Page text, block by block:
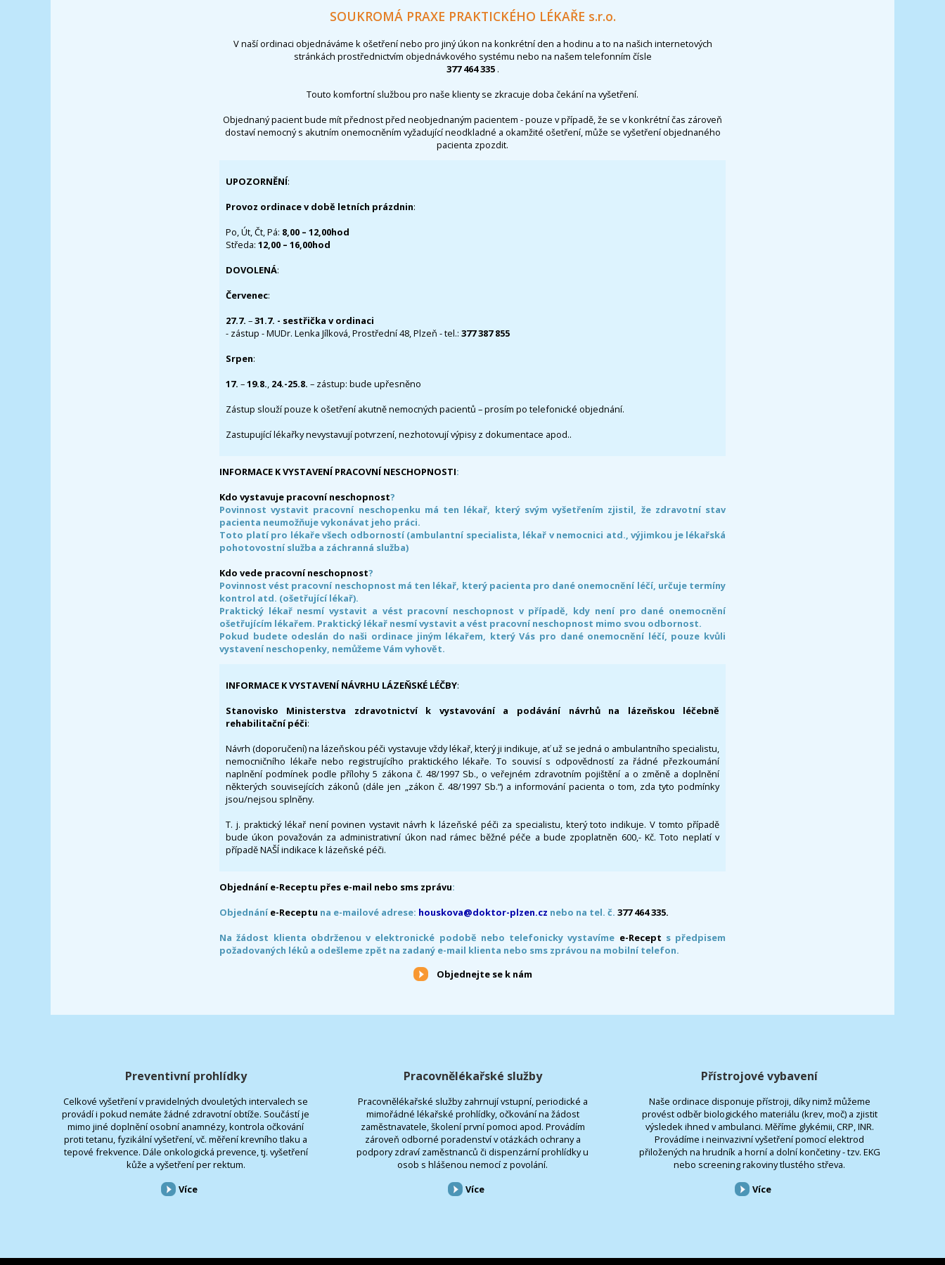
SOUKROMÁ PRAXE PRAKTICKÉHO LÉKAŘE s.r.o.
V naší ordinaci objednáváme k ošetření nebo pro jiný úkon na konkrétní den a hodinu a to na našich internetových
stránkách prostřednictvím objednávkového systému nebo na našem telefonním čísle
377 464 335 .
Touto komfortní službou pro naše klienty se zkracuje doba čekání na vyšetření.
Objednaný pacient bude mít přednost před neobjednaným pacientem - pouze v případě, že se v konkrétní čas zároveň
dostaví nemocný s akutním onemocněním vyžadující neodkladné a okamžité ošetření, může se vyšetření objednaného
pacienta zpozdit.
UPOZORNĚNÍ:
Provoz ordinace v době letních prázdnin:
Po, Út, Čt, Pá: 8,00 – 12,00hod
Středa: 12,00 – 16,00hod
DOVOLENÁ:
Červenec:
27.7. –31.7. - sestřička v ordinaci
- zástup - MUDr. Lenka Jílková, Prostřední 48, Plzeň - tel.: 377 387 855
Srpen:
17. –19.8., 24.-25.8. – zástup: bude upřesněno
Zástup slouží pouze k ošetření akutně nemocných pacientů – prosím po telefonické objednání.
Zastupující lékařky nevystavují potvrzení, nezhotovují výpisy z dokumentace apod..
INFORMACE K VYSTAVENÍ PRACOVNÍ NESCHOPNOSTI:
Kdo vystavuje pracovní neschopnost?
Povinnost vystavit pracovní neschopenku má ten lékař, který svým vyšetřením zjistil, že zdravotní stav
pacienta neumožňuje vykonávat jeho práci.
Toto platí pro lékaře všech odborností (ambulantní specialista, lékař v nemocnici atd., výjimkou je lékařská
pohotovostní služba a záchranná služba)
Kdo vede pracovní neschopnost?
Povinnost vést pracovní neschopnost má ten lékař, který pacienta pro dané onemocnění léčí, určuje termíny
kontrol atd. (ošetřující lékař).
Praktický lékař nesmí vystavit a vést pracovní neschopnost v případě, kdy není pro dané onemocnění
ošetřujícím lékařem. Praktický lékař nesmí vystavit a vést pracovní neschopnost mimo svou odbornost.
Pokud budete odeslán do naši ordinace jiným lékařem, který Vás pro dané onemocnění léčí, pouze kvůli
vystavení neschopenky, nemůžeme Vám vyhovět.
INFORMACE K VYSTAVENÍ NÁVRHU LÁZEŇSKÉ LÉČBY:
Stanovisko Ministerstva zdravotnictví k vystavování a podávání návrhů na lázeňskou léčebně
rehabilitační péči:
Návrh (doporučení) na lázeňskou péči vystavuje vždy lékař, který ji indikuje, ať už se jedná o ambulantního specialistu,
nemocničního lékaře nebo registrujícího praktického lékaře. To souvisí s odpovědností za řádné přezkoumání
naplnění podmínek podle přílohy 5 zákona č. 48/1997 Sb., o veřejném zdravotním pojištění a o změně a doplnění
některých souvisejících zákonů (dále jen „zákon č. 48/1997 Sb.“) a informování pacienta o tom, zda tyto podmínky
jsou/nejsou splněny.
T. j. praktický lékař není povinen vystavit návrh k lázeňské péči za specialistu, který toto indikuje. V tomto případě
bude úkon považován za administrativní úkon nad rámec běžné péče a bude zpoplatněn 600,- Kč. Toto neplatí v
případě NAŠÍ indikace k lázeňské péči.
Objednání e-Receptu přes e-mail nebo sms zprávu:
Objednáníe-Receptu na e-mailové adrese: houskova@doktor-plzen.cz nebo na tel. č. 377 464 335.
Na žádost klienta obdrženou v elektronické podobě nebo telefonicky vystavíme e-Recept s předpisem
požadovaných léků a odešleme zpět na zadaný e-mail klienta nebo sms zprávou na mobilní telefon.
Objednejte se k nám
Preventivní prohlídky
Celkové vyšetření v pravidelných dvouletých intervalech se
provádí i pokud nemáte žádné zdravotní obtíže. Součástí je
mimo jiné doplnění osobní anamnézy, kontrola očkování
proti tetanu, fyzikální vyšetření, vč. měření krevního tlaku a
tepové frekvence. Dále onkologická prevence, tj. vyšetření
kůže a vyšetření per rektum.
Více
Pracovnělékařské služby
Pracovnělékařské služby zahrnují vstupní, periodické a
mimořádné lékařské prohlídky, očkování na žádost
zaměstnavatele, školení první pomoci apod. Provádím
zároveň odborné poradenství v otázkách ochrany a
podpory zdraví zaměstnanců či dispenzární prohlídky u
osob s hlášenou nemocí z povolání.
Více
Přístrojové vybavení
Naše ordinace disponuje přístroji, díky nimž můžeme
provést odběr biologického materiálu (krev, moč) a zjistit
výsledek ihned v ambulanci. Měříme glykémii, CRP, INR.
Provádíme i neinvazivní vyšetření pomocí elektrod
přiložených na hrudník a horní a dolní končetiny - tzv. EKG
nebo screening rakoviny tlustého střeva.
Více